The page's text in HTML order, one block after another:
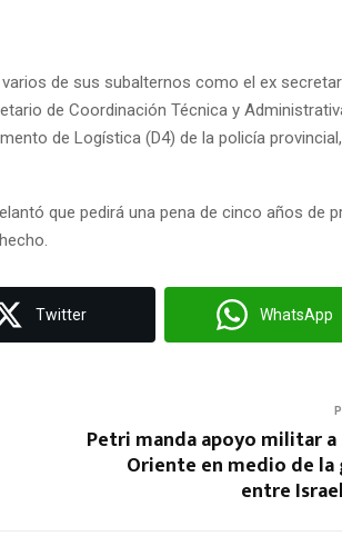
de sus subalternos como el ex
de Coordinación Técnica y
de Logística (D4) de la policía provincial,
que pedirá una pena de cinco años de
Twitter WhatsApp
Petri manda apoyo militar
Oriente en medio de la
entre